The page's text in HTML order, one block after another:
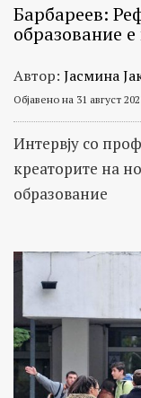
Барбареев:
образование
Автор: Јасмина
Објавено на 31 август
Интервју со
креаторите на
образование